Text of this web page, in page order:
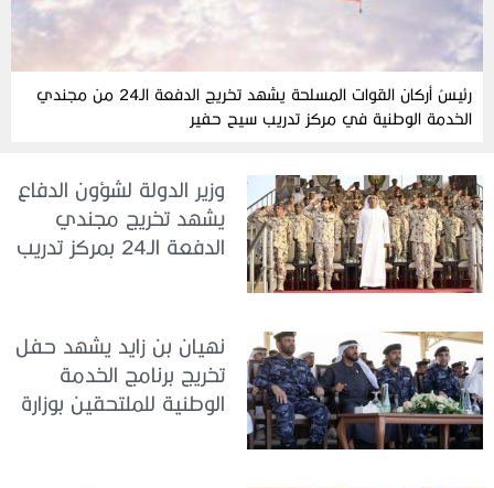
رئيسُ أركان القوات المسلحة يشهد تخريج الدفعة الـ24 من مجندي
الخدمة الوطنية في مركز تدريب سيح حفير
وزير الدولة لشؤون الدفاع
يشهد تخريج مجندي
الدفعة الـ24 بمركز تدريب
نهيان بن زايد يشهد حفل
تخريج برنامج الخدمة
الوطنية للملتحقين بوزارة